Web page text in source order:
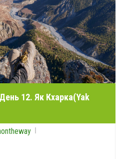
12. Як Кхарка(Yak